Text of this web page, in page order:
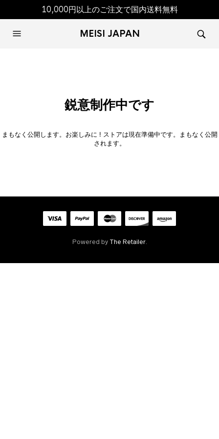
10,000円以上のご注文で国内送料無料
MEISI JAPAN
鋭意制作中です
まもなく公開します。お楽しみに ! ストアは現在準備中です。まもなく公開
されます。
Powered by The Retailer.